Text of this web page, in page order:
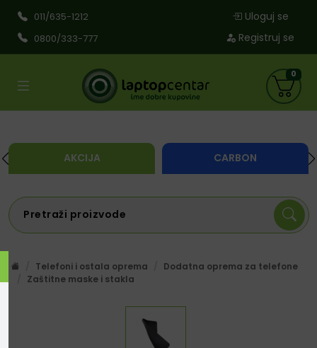
011/635-1212
0800/333-777
Uloguj se
Registruj se
AKCIJA CARBON
0
Telefoni i ostala oprema
Dodatna oprema za telefone
Zaštitne maske i stakla